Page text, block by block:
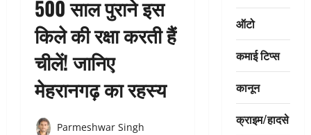
500 साल पुराने इस
किले की रक्षा करती हैं
चीलें! जानिए
मेहरानगढ़ का रहस्य
Parmeshwar Singh
ऑटो
कमाई टिप्स
कानून
क्राइम/हादसे